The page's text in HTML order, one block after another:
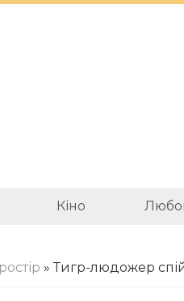
Кіно
» Тигр-людожер